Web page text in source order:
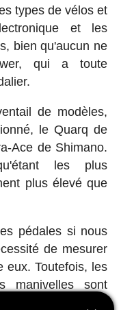
types de vélos et
et les
bien qu'aucun ne
qui a toute
de modèles,
le Quarq de
Ace de Shimano.
les plus
plus élevé que
pédales si nous
de mesurer
eux. Toutefois, les
manivelles sont